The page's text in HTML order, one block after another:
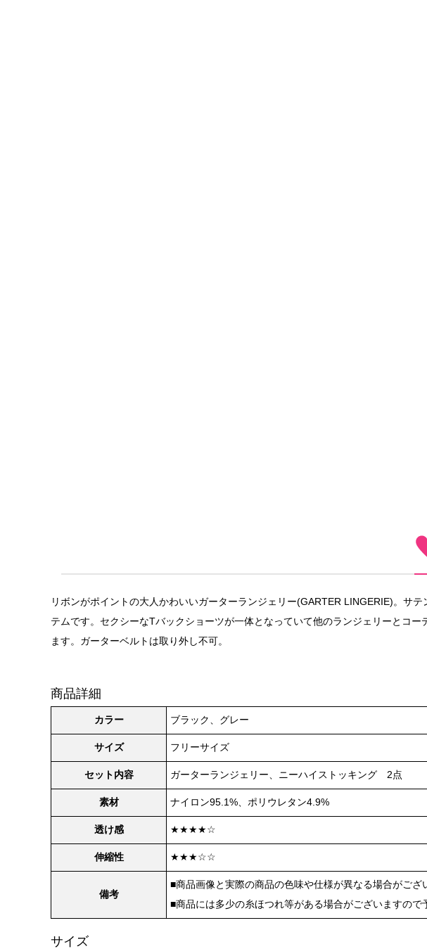
リボンがポイントの大人かわいいガーターランジェリー(GARTER LINGERIE)。サ
テムです。セクシーなTバックショーツが一体となっていて他のランジェリーとコ
ます。ガーターベルトは取り外し不可。
商品詳細
カラー ブラック、グレー
サイズ フリーサイズ
セット内容 ガーターランジェリー、ニーハイストッキング 2点
素材 ナイロン95.1%、ポリウレタン4.9%
透け感 ★★★★☆
伸縮性 ★★★☆☆
備考
■商品画像と実際の商品の色味や仕様が異なる場合がござ
■商品には多少の糸ほつれ等がある場合がございますので
サイズ